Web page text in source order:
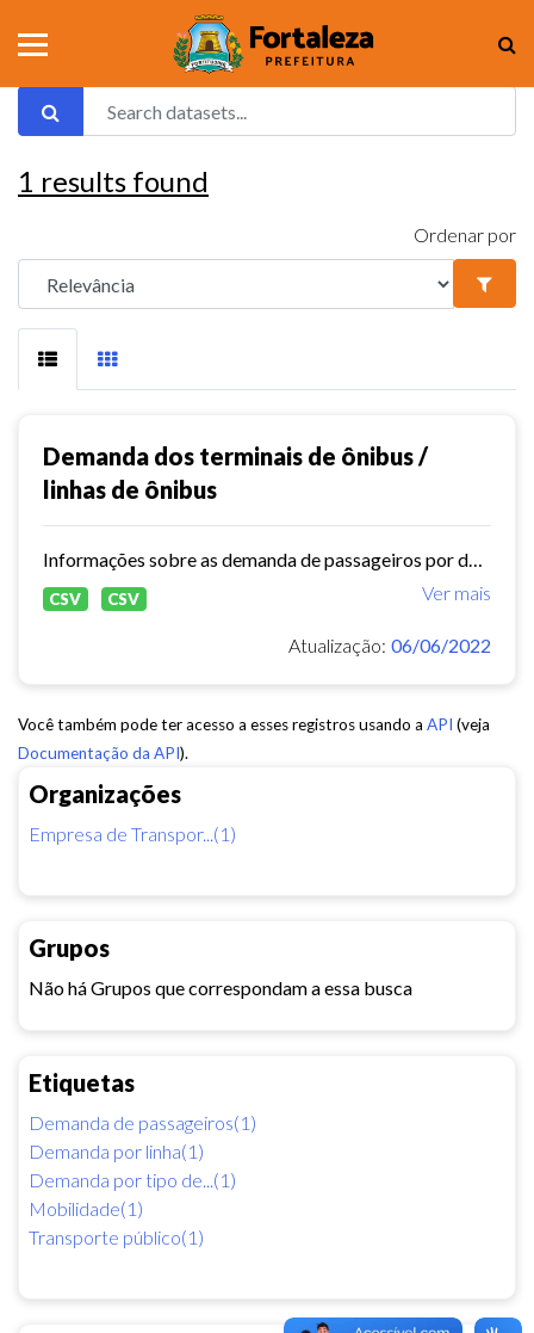
Organizações
Empresa de Transpor...(1)
Grupos
Não há Grupos que correspondam a essa busca
Etiquetas
Demanda de passageiros(1)
Demanda por linha(1)
Demanda por tipo de...(1)
Mobilidade(1)
Transporte público(1)
1 results found
Ordenar por
Demanda dos terminais de ônibus /
linhas de ônibus
Ver mais
CSV CSV
Atualização: 06/06/2022
Você também pode ter acesso a esses registros usando a API (veja
Documentação da API).